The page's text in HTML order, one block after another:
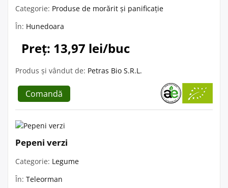
Categorie: Produse de morărit și panificație
În: Hunedoara
Preț: 13,97 lei/buc
Produs și vândut de: Petras Bio S.R.L.
Comandă
Pepeni verzi
Categorie: Legume
În: Teleorman